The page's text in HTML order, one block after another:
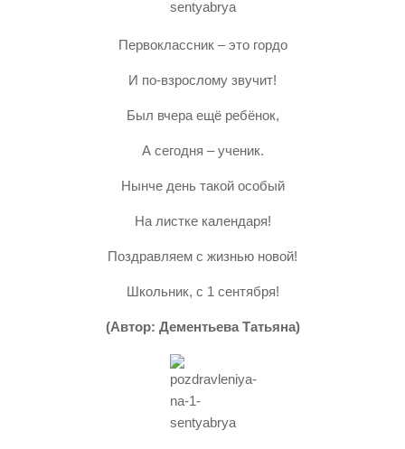
Первоклассник – это гордо
И по-взрослому звучит!
Был вчера ещё ребёнок,
А сегодня – ученик.
Нынче день такой особый
На листке календаря!
Поздравляем с жизнью новой!
Школьник, с 1 сентября!
(Автор: Дементьева Татьяна)